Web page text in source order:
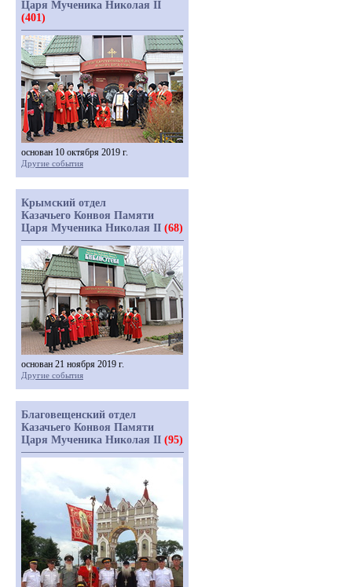
Царя Мученика Николая II
(401)
основан 10 октября 2019 г.
Другие события
Крымский отдел
Казачьего Конвоя Памяти
Царя Мученика Николая II (68)
основан 21 ноября 2019 г.
Другие события
Благовещенский отдел
Казачьего Конвоя Памяти
Царя Мученика Николая II (95)